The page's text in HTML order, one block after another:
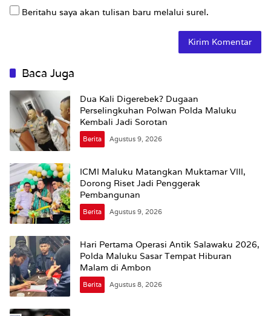
Beritahu saya akan tulisan baru melalui surel.
Baca Juga
Dua Kali Digerebek? Dugaan
Perselingkuhan Polwan Polda Maluku
Kembali Jadi Sorotan
Berita Agustus 9, 2026
ICMI Maluku Matangkan Muktamar VIII,
Dorong Riset Jadi Penggerak
Pembangunan
Berita Agustus 9, 2026
Hari Pertama Operasi Antik Salawaku 2026,
Polda Maluku Sasar Tempat Hiburan
Malam di Ambon
Berita Agustus 8, 2026